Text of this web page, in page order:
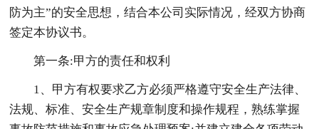
防为主”的安全思想，结合本公司实际情况，经双方协商
签定本协议书。
第一条:甲方的责任和权利
1、甲方有权要求乙方必须严格遵守安全生产法律、
法规、标准、安全生产规章制度和操作规程，熟练掌握